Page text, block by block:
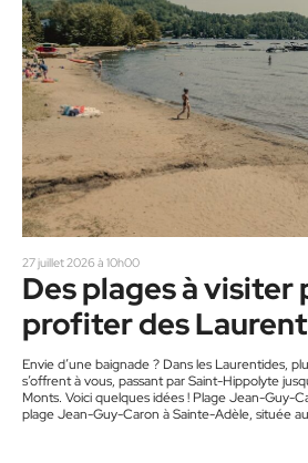
27 juillet 2026 à 10h00
Des plages à visiter
profiter des
maximum
Envie d’une baignade ? Dans les Laurentides,
s’offrent à vous, passant par Saint-Hippolyte
Monts. Voici quelques idées ! Plage Jean-Guy-
plage Jean-Guy-Caron à Sainte-Adèle, située